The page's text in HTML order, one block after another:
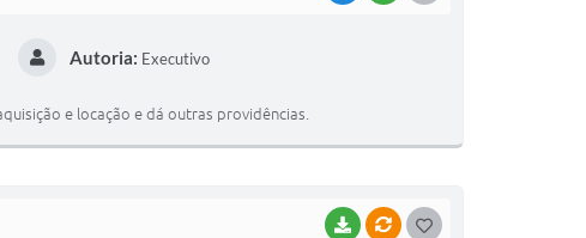
Autoria: Executivo
e locação e dá outras providências.
BAIXARVÍNCULOS